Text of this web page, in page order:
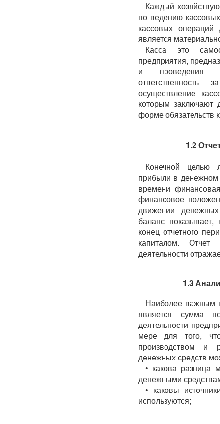
Каждый
по ведению
кассовых
является
Касса это
предприятия,
и проведения
осуществление
которым заключают
форме обязательств
1.2
Конечной целью
прибыли в
времени
финансовое
движении
баланс
конец отчетного
капиталом. Отчет
деятельности
1.3
Наиболее важным
является сумма
деятельности
мере для того,
производством и
денежных средств
• какова
денежными
• каковы
используются;